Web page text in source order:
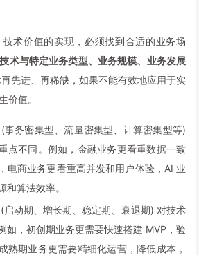
术价值的实现，必须找到合适的业务场
技术与特定业务类型、业务规模、业务发展
再先进、再稀缺，如果不能有效地应用于实
价值。
事务密集型、流量密集型、计算密集型等)
点不同。例如，金融业务更看重数据一致
电商业务更看重高并发和用户体验，AI 业
和算法效率。
启动期、增长期、稳定期、衰退期) 对技术
如，初创期业务更需要快速搭建 MVP，验
熟期业务更需要精细化运营，降低成本，